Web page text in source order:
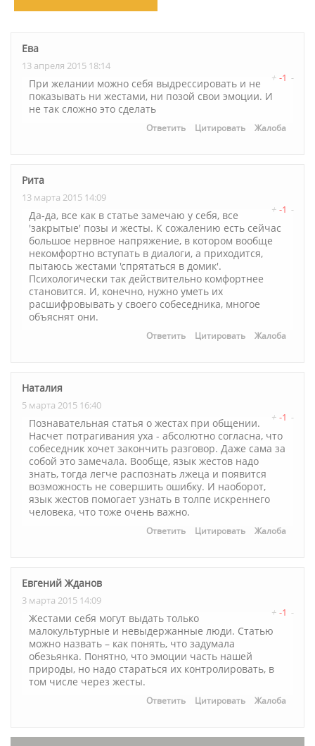
Ева
13 апреля 2015 18:14
+ -1 -
При желании можно себя выдрессировать и не
показывать ни жестами, ни позой свои эмоции. И
не так сложно это сделать
Ответить Цитировать Жалоба
Рита
13 марта 2015 14:09
+ -1 -
Да-да, все как в статье замечаю у себя, все
'закрытые' позы и жесты. К сожалению есть сейчас
большое нервное напряжение, в котором вообще
некомфортно вступать в диалоги, а приходится,
пытаюсь жестами 'спрятаться в домик'.
Психологически так действительно комфортнее
становится. И, конечно, нужно уметь их
расшифровывать у своего собеседника, многое
объяснят они.
Ответить Цитировать Жалоба
Наталия
5 марта 2015 16:40
+ -1 -
Познавательная статья о жестах при общении.
Насчет потрагивания уха - абсолютно согласна, что
собеседник хочет закончить разговор. Даже сама за
собой это замечала. Вообще, язык жестов надо
знать, тогда легче распознать лжеца и появится
возможность не совершить ошибку. И наоборот,
язык жестов помогает узнать в толпе искреннего
человека, что тоже очень важно.
Ответить Цитировать Жалоба
Евгений Жданов
3 марта 2015 14:09
+ -1 -
Жестами себя могут выдать только
малокультурные и невыдержанные люди. Статью
можно назвать – как понять, что задумала
обезьянка. Понятно, что эмоции часть нашей
природы, но надо стараться их контролировать, в
том числе через жесты.
Ответить Цитировать Жалоба